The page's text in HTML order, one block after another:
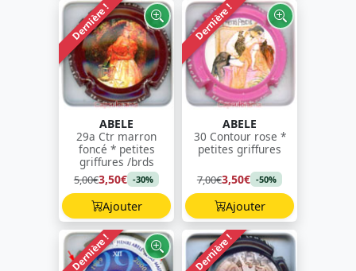
Dernière !
ABELE
29a Ctr marron
foncé * petites
griffures /brds
5,00€3,50€ -30%
Ajouter
Dernière !
ABELE
30 Contour rose *
petites griffures
7,00€3,50€ -50%
Ajouter
Dernière ! Dernière !